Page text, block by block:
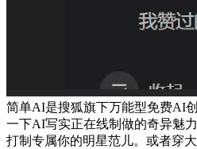
简单AI是搜狐旗下万能型免费AI
一下AI写实正在线制做的奇异魅
打制专属你的明星范儿。或者穿